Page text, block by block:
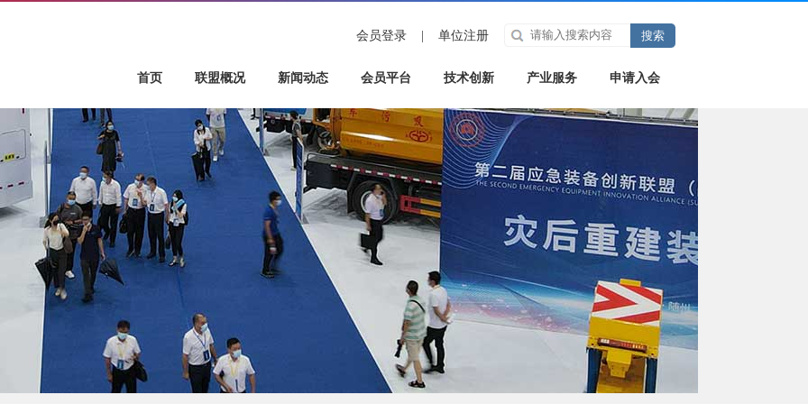
会员登录 单位注册
首页 联盟概况 新闻动态 会员平台 技术创新 产业服务 申请入会